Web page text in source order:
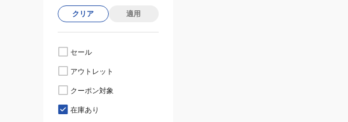
クリア 適用
セール
アウトレット
クーポン対象
在庫あり